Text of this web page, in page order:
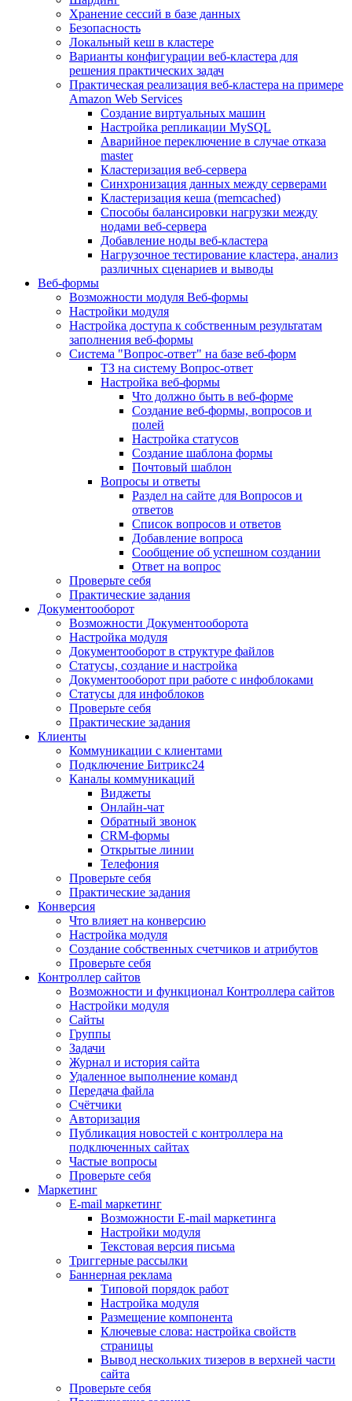
Хранение сессий в базе данных
Безопасность
Локальный кеш в кластере
Варианты конфигурации веб-кластера для
решения практических задач
Практическая реализация веб-кластера на примере
Amazon Web Services
Создание виртуальных машин
Настройка репликации MySQL
Аварийное переключение в случае отказа
master
Кластеризация веб-сервера
Синхронизация данных между серверами
Кластеризация кеша (memcached)
Способы балансировки нагрузки между
нодами веб-сервера
Добавление ноды веб-кластера
Нагрузочное тестирование кластера, анализ
различных сценариев и выводы
Веб-формы
Возможности модуля Веб-формы
Настройки модуля
Настройка доступа к собственным результатам
заполнения веб-формы
Система "Вопрос-ответ" на базе веб-форм
ТЗ на систему Вопрос-ответ
Настройка веб-формы
Что должно быть в веб-форме
Создание веб-формы, вопросов и
полей
Настройка статусов
Создание шаблона формы
Почтовый шаблон
Вопросы и ответы
Раздел на сайте для Вопросов и
ответов
Список вопросов и ответов
Добавление вопроса
Сообщение об успешном создании
Ответ на вопрос
Проверьте себя
Практические задания
Документооборот
Возможности Документооборота
Настройка модуля
Документооборот в структуре файлов
Статусы, создание и настройка
Документооборот при работе с инфоблоками
Статусы для инфоблоков
Проверьте себя
Практические задания
Клиенты
Коммуникации с клиентами
Подключение Битрикс24
Каналы коммуникаций
Виджеты
Онлайн-чат
Обратный звонок
CRM-формы
Открытые линии
Телефония
Проверьте себя
Практические задания
Конверсия
Что влияет на конверсию
Настройка модуля
Создание собственных счетчиков и атрибутов
Проверьте себя
Контроллер сайтов
Возможности и функционал Контроллера сайтов
Настройки модуля
Сайты
Группы
Задачи
Журнал и история сайта
Удаленное выполнение команд
Передача файла
Счётчики
Авторизация
Публикация новостей с контроллера на
подключенных сайтах
Частые вопросы
Проверьте себя
Маркетинг
E-mail маркетинг
Возможности E-mail маркетинга
Настройки модуля
Текстовая версия письма
Триггерные рассылки
Баннерная реклама
Типовой порядок работ
Настройка модуля
Размещение компонента
Ключевые слова: настройка свойств
страницы
Вывод нескольких тизеров в верхней части
сайта
Проверьте себя